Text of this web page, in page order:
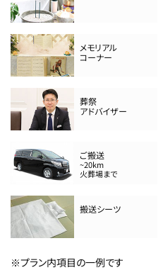
メモリアル
コーナー
葬祭
アドバイザー
ご搬送
~20km
火葬場まで
搬送シーツ
※プラン内項目の一例です